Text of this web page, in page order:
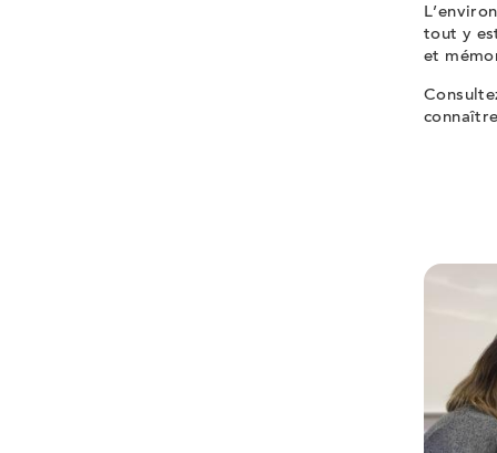
tout y
et